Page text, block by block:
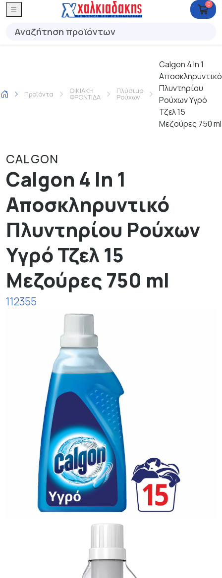
0
Προϊόντα ΟΙΚΙΑΚΗ
ΦΡΟΝΤΙΔΑ
Πλύσιμο
Ρούχων
Calgon 4 In 1
Αποσκληρυντικό
Πλυντηρίου
Ρούχων Υγρό
Τζελ 15
Μεζούρες 750 ml
CALGON
Calgon 4 In 1
Αποσκληρυντικό
Πλυντηρίου Ρούχων
Υγρό Τζελ 15
Μεζούρες 750 ml
112355